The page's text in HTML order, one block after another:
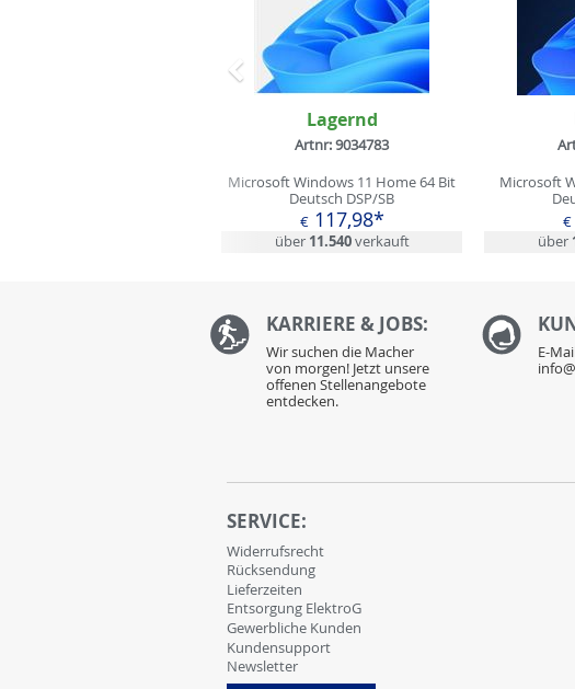
Lagernd
Artnr: 9034783
Microsoft Windows 11 Home 64 Bit
Deutsch DSP/SB
€117,98*
über 11.540verkauft
Microsoft
€
über
Zurück
KARRIERE & JOBS:
Wir suchen die Macher
von morgen! Jetzt unsere
offenen Stellenangebote
entdecken.
E-
SERVICE:
Widerrufsrecht
Rücksendung
Lieferzeiten
Entsorgung ElektroG
Gewerbliche Kunden
Kundensupport
Newsletter